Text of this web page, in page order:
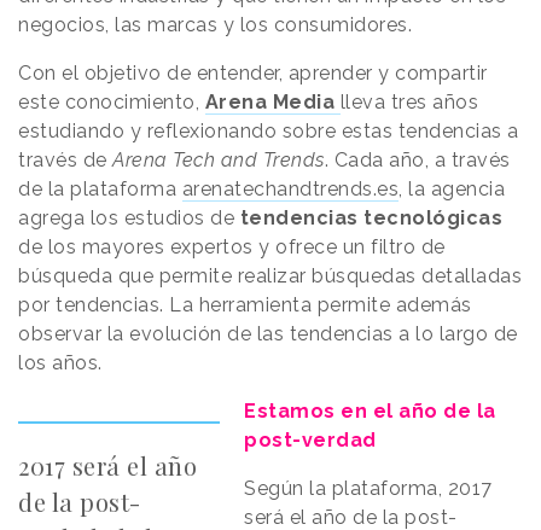
negocios, las marcas y los consumidores.
Con el objetivo de entender, aprender y compartir
este conocimiento, Arena Media lleva tres años
estudiando y reflexionando sobre estas tendencias a
través deArena Tech and Trends. Cada año, a través
de la plataforma arenatechandtrends.es, la agencia
agrega los estudios de tendencias tecnológicas
de los mayores expertos y ofrece un filtro de
búsqueda que permite realizar búsquedas detalladas
por tendencias. La herramienta permite además
observar la evolución de las tendencias a lo largo de
los años.
2017 será el año
de la post-
Estamos en el año de la
post-verdad
Según la plataforma, 2017
será el año de la post-